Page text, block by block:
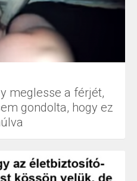
meglesse a férjét,
gondolta, hogy ez